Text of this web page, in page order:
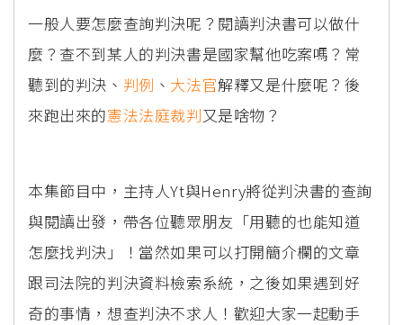
一般人要怎麼查詢判決呢？閱讀判決書可以做什
麼？查不到某人的判決書是國家幫他吃案嗎？常
聽到的判決、 判例 、 大法官解釋又是什麼呢？後
來跑出來的憲法法庭裁判又是啥物？
本集節目中，主持人Yt與Henry將從判決書的查詢
與閱讀出發，帶各位聽眾朋友「用聽的也能知道
怎麼找判決」！當然如果可以打開簡介欄的文章
跟司法院的判決資料檢索系統，之後如果遇到好
奇的事情，想查判決不求人！歡迎大家一起動手